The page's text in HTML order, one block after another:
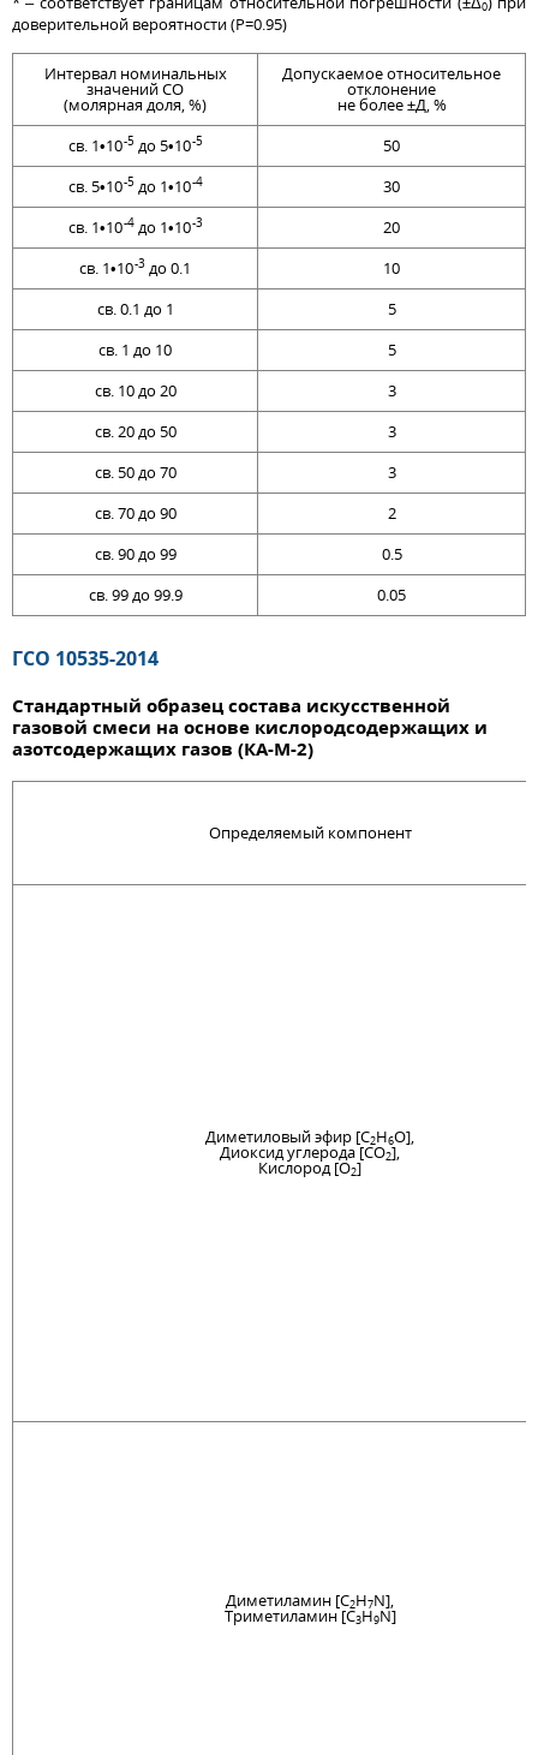
0
доверительной вероятности (P=0.95)
Интервал номинальных
значений СО
(молярная доля, %)
Допускаемое относительное
отклонение
не более ±Д, %
св. 1•10-5до 5•10-5
50
св. 5•10-5до 1•10-4
30
св. 1•10-4до 1•10-3
20
св. 1•10-3 до 0.1
10
св. 0.1 до 1
5
св. 1 до 10
5
св. 10 до 20
3
св. 20 до 50
3
св. 50 до 70
3
св. 70 до 90
2
св. 90 до 99
0.5
св. 99 до 99.9
0.05
ГСО 10535-2014
Стандартный образец состава искусственной
газовой смеси на основе кислородсодержащих и
азотсодержащих газов (КА-М-2)
Определяемый компонент
Диметиловый эфир [C2H6O],
Диоксид углерода [CO2],
Кислород [O2]
Диметиламин [C2H7N],
Триметиламин [C3H9N]